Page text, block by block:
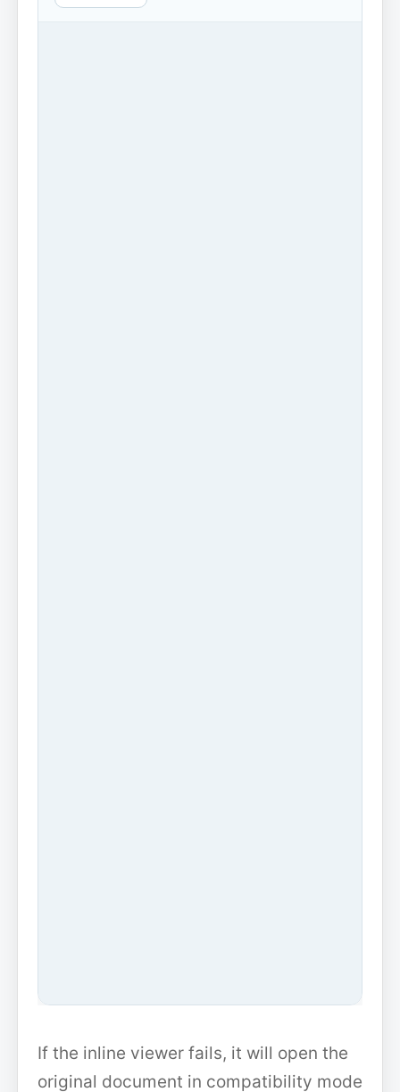
If the inline viewer fails, it will open the
original document in compatibility mode